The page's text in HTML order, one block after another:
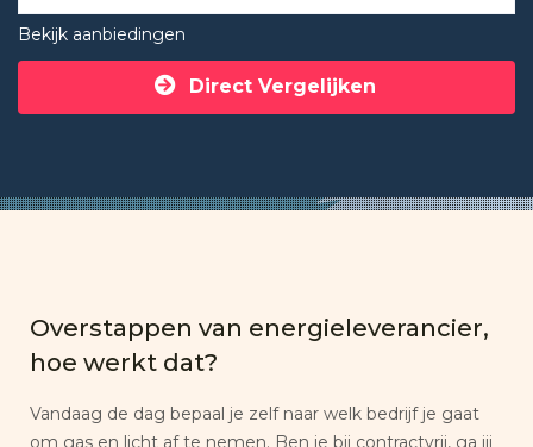
Bekijk aanbiedingen
Direct Vergelijken
Overstappen van energieleverancier,
hoe werkt dat?
Vandaag de dag bepaal je zelf naar welk bedrijf je gaat
om gas en licht af te nemen. Ben je bij contractvrij, ga jij